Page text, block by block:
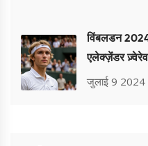
विंबलडन
एलेक्ज़ेंडर ज़्वेरेव
जुलाई 9 2024